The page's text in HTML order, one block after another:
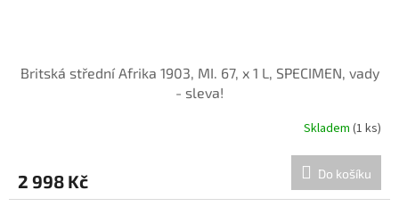
Britská střední Afrika 1903, MI. 67, x 1 L, SPECIMEN, vady
- sleva!
Skladem (1 ks)
2 998 Kč Do košíku